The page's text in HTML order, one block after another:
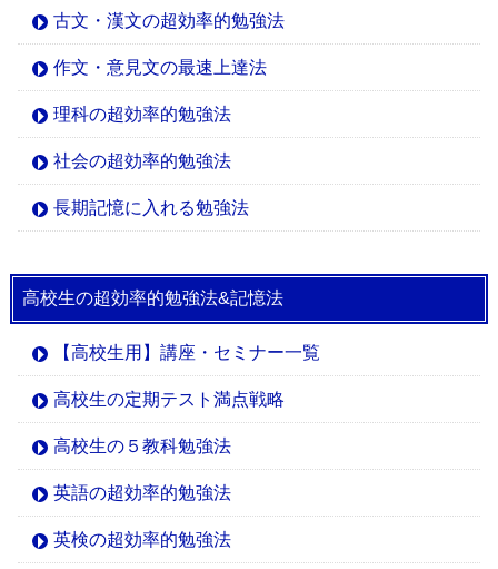
古文・漢文の超効率的勉強法
作文・意見文の最速上達法
理科の超効率的勉強法
社会の超効率的勉強法
長期記憶に入れる勉強法
高校生の超効率的勉強法&記憶法
【高校生用】講座・セミナー一覧
高校生の定期テスト満点戦略
高校生の５教科勉強法
英語の超効率的勉強法
英検の超効率的勉強法